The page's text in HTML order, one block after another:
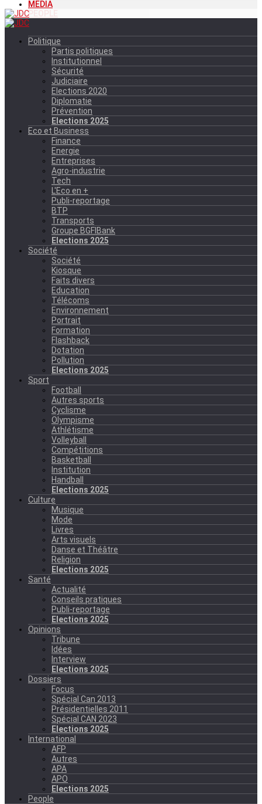
MEDIA
PEOPLE
Politique
Partis politiques
Institutionnel
Sécurité
Judiciaire
Elections 2020
Diplomatie
Prévention
Elections 2025
Eco et Business
Finance
Energie
Entreprises
Agro-industrie
Tech
L'Eco en +
Publi-reportage
BTP
Transports
Groupe BGFIBank
Elections 2025
Société
Société
Kiosque
Faits divers
Education
Télécoms
Environnement
Portrait
Formation
Flashback
Dotation
Pollution
Elections 2025
Sport
Football
Autres sports
Cyclisme
Olympisme
Athlétisme
Volleyball
Compétitions
Basketball
Institution
Handball
Elections 2025
Culture
Musique
Mode
Livres
Arts visuels
Danse et Théâtre
Religion
Elections 2025
Santé
Actualité
Conseils pratiques
Publi-reportage
Elections 2025
Opinions
Tribune
Idées
Interview
Elections 2025
Dossiers
Focus
Spécial Can 2013
Présidentielles 2011
Spécial CAN 2023
Elections 2025
International
AFP
Autres
APA
APO
Elections 2025
People